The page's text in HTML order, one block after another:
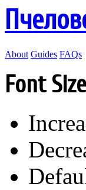
About Guides FAQs
Font Size